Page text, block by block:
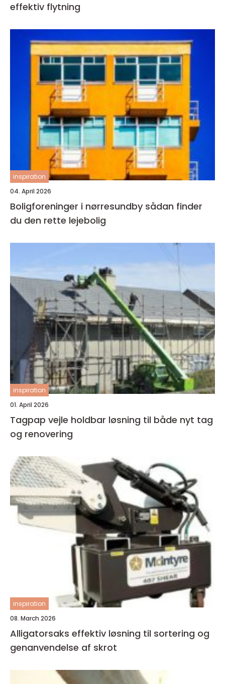
effektiv flytning
inspiration
04. April 2026
Boligforeninger i nørresundby sådan finder
du den rette lejebolig
inspiration
01. April 2026
Tagpap vejle holdbar løsning til både nyt tag
og renovering
inspiration
08. March 2026
Alligatorsaks effektiv løsning til sortering og
genanvendelse af skrot